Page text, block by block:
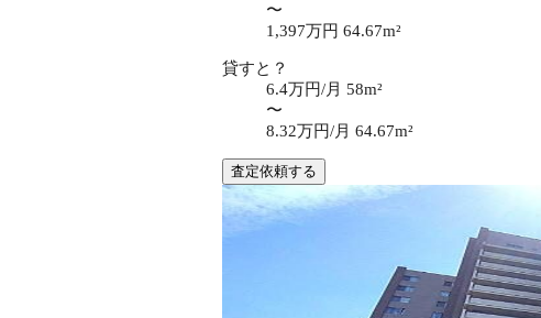
〜
1,397万円 64.67m²
貸すと？
6.4万円/月 58m²
〜
8.32万円/月 64.67m²
査定依頼する